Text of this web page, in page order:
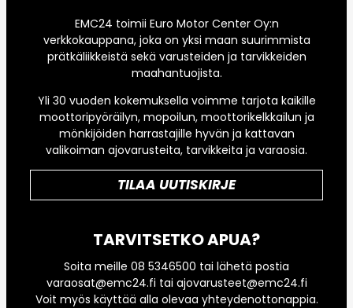
EMC24 toimii Euro Motor Center Oy:n
verkkokauppana, joka on yksi maan suurimmista
prätkäliikkeistä sekä varusteiden ja tarvikkeiden
maahantuojista.
Yli 30 vuoden kokemuksella voimme tarjota kaikille
moottoripyöräilyn, mopoilun, moottorikelkkailun ja
mönkijöiden harrastajille hyvän ja kattavan
valikoiman ajovarusteita, tarvikkeita ja varaosia.
TILAA UUTISKIRJE
TARVITSETKO APUA?
Soita meille 08 5346500 tai lähetä postia
varaosat@emc24.fi tai ajovarusteet@emc24.fi
Voit myös käyttää alla olevaa yhteydenottonappia.